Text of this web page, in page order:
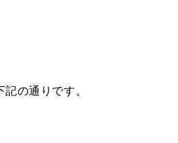
の通りです。